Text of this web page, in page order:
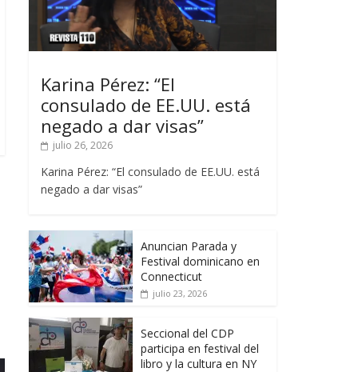
Karina Pérez: “El
consulado de EE.UU. está
negado a dar visas”
julio 26, 2026
Karina Pérez: “El consulado de EE.UU. está
negado a dar visas”
Anuncian Parada y
Festival dominicano en
Connecticut
julio 23, 2026
Seccional del CDP
participa en festival del
libro y la cultura en NY